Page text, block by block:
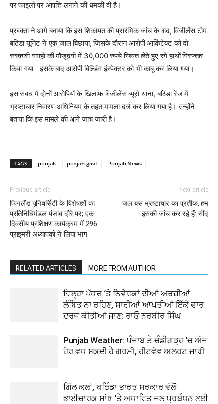
पर फाइलों पर आपत्ति लगाने की धमकी दी है।
प्रवक्ता ने आगे बताया कि इस शिकायत की प्रारंभिक जांच के बाद, विजीलेंस टीम
बठिंडा यूनिट ने एक जाल बिछाया, जिसके दौरान आरोपी आर्किटेक्ट को दो
सरकारी गवाहों की मौजूदगी में 30,000 रुपये रिश्वत लेते हुए रंगे हाथों गिरफ्तार
किया गया। इसके बाद आरोपी बिल्डिंग इंस्पेक्टर को भी काबू कर लिया गया।
इस संबंध में दोनों आरोपियों के खिलाफ विजीलेंस ब्यूरो थाना, बठिंडा रेंज में
भ्रष्टाचार निवारण अधिनियम के तहत मामला दर्ज कर लिया गया है। उन्होंने
बताया कि इस मामले की आगे जांच जारी है।
TAGS punjab punjab govt Punjab News
Previous article
फिनलैंड यूनिवर्सिटी के विशेषज्ञों का
प्रतिनिधिमंडल पंजाब दौरे पर; एक
दिवसीय प्रशिक्षण कार्यक्रम में 296
प्राइमरी अध्यापकों ने लिया भाग
Next article
जल बस भ्रष्टाचार का प्रतीक, हम
इसकी जांच कर रहे हैं: सौंद
RELATED ARTICLES MORE FROM AUTHOR
ਜ਼ਿਲ੍ਹਾ ਪੱਧਰ ‘ਤੇ ਨਿਵੇਸ਼ਕਾਂ ਦੀਆਂ ਅਰਜ਼ੀਆਂ
ਲੰਬਿਤ ਨਾ ਰਹਿਣ, ਸਾਰੀਆਂ ਆਪਤੀਆਂ ਇੱਕੋ ਵਾਰ
ਦਰਜ ਕੀਤੀਆਂ ਜਾਣ: ਰਾਓ ਨਰਬੀਰ ਸਿੰਘ
Punjab Weather: ਪੰਜਾਬ ਤੇ ਚੰਡੀਗੜ੍ਹ ‘ਚ ਅੱਜ
ਹੋਰ ਵਧ ਸਕਦੀ ਹੈ ਗਰਮੀ, ਹੀਟਵੇਵ ਅਲਰਟ ਜਾਰੀ
ਗਿੱਲ ਕਲਾਂ, ਬਠਿੰਡਾ ਭਾਰਤ ਸਰਕਾਰ ਵੱਲੋਂ
ਭਾਈਚਾਰਕ ਸਾਂਝ ‘ਤੇ ਅਧਾਰਿਤ ਜਲ ਪ੍ਰਬੰਧਨ ਲਈ